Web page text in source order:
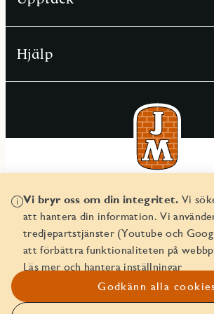
Vi bryr oss om din integritet. Vi
att hantera din information. Vi
tredjepartstjänster (Youtube och
att förbättra funktionaliteten på
Läs mer och hantera inställningar
Godkänn alla
Hjälp
© JM AB 2026
Organisationsnummer